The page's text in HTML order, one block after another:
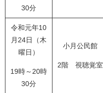
30分
令和元年10
月24日（木
曜日）
19時～20時
30分
小月公民館
2階 視聴覚室